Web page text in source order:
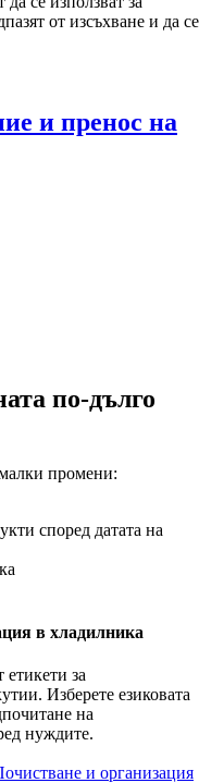
от изсъхване и да се
и пренос на
по-дълго
промени:
според датата на
в хладилника
за
Изберете езиковата
на
нуждите.